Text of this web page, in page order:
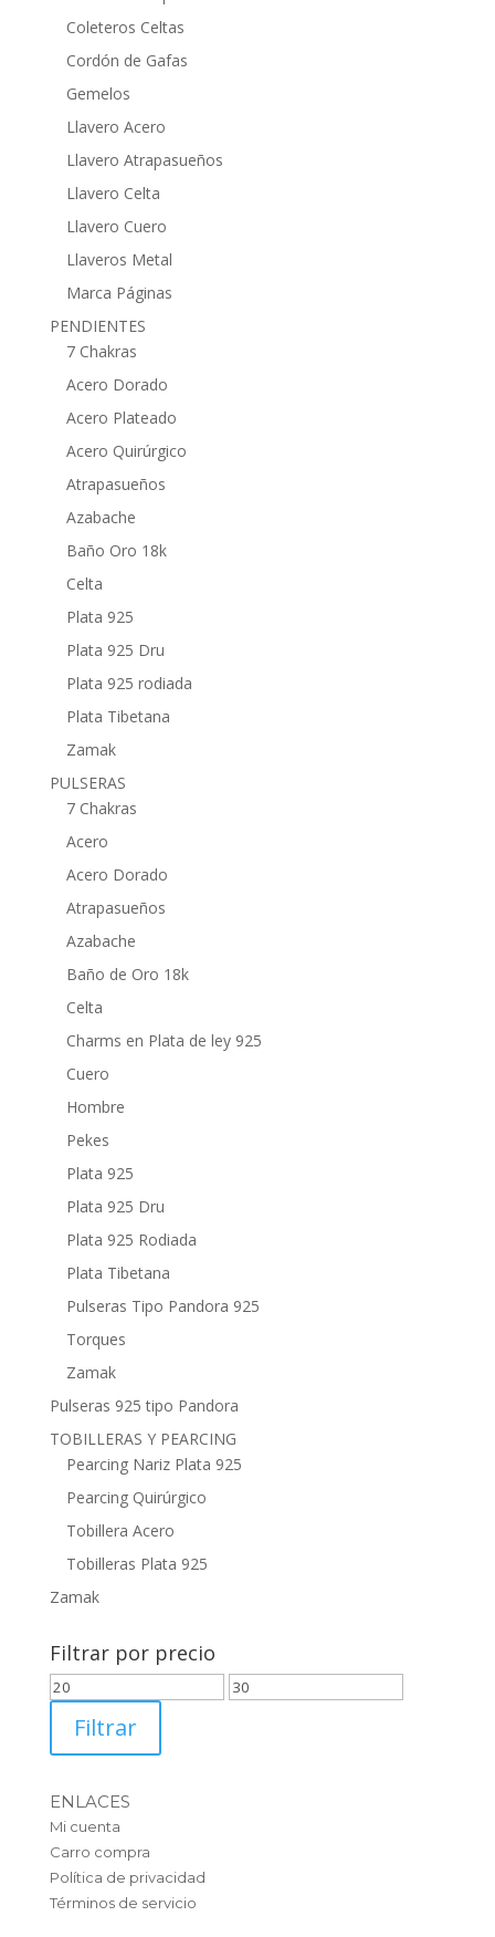
Coleteros Celtas
Cordón de Gafas
Gemelos
Llavero Acero
Llavero Atrapasueños
Llavero Celta
Llavero Cuero
Llaveros Metal
Marca Páginas
PENDIENTES
7 Chakras
Acero Dorado
Acero Plateado
Acero Quirúrgico
Atrapasueños
Azabache
Baño Oro 18k
Celta
Plata 925
Plata 925 Dru
Plata 925 rodiada
Plata Tibetana
Zamak
PULSERAS
7 Chakras
Acero
Acero Dorado
Atrapasueños
Azabache
Baño de Oro 18k
Celta
Charms en Plata de ley 925
Cuero
Hombre
Pekes
Plata 925
Plata 925 Dru
Plata 925 Rodiada
Plata Tibetana
Pulseras Tipo Pandora 925
Torques
Zamak
Pulseras 925 tipo Pandora
TOBILLERAS Y PEARCING
Pearcing Nariz Plata 925
Pearcing Quirúrgico
Tobillera Acero
Tobilleras Plata 925
Zamak
Filtrar por precio
Precio
Precio
Filtrar
ENLACES
Mi cuenta
Carro compra
Política de privacidad
Términos de servicio